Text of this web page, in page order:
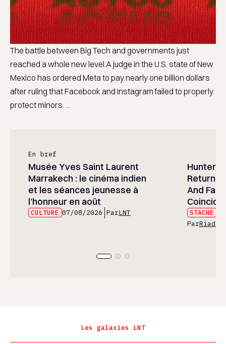
The battle between Big Tech and governments just
reached a whole new level.A judge in the U.S. state of New
Mexico has ordered Meta to pay nearly one billion dollars
after ruling that Facebook and Instagram failed to properly
protect minors. ...
En bref
Musée Yves Saint Laurent
Marrakech : le cinéma indien
et les séances jeunesse à
l’honneur en août
CULTURE 07/08/2026 ParLNT
Hunter
And
STACHE
ParRiad
Les galaxies LNT